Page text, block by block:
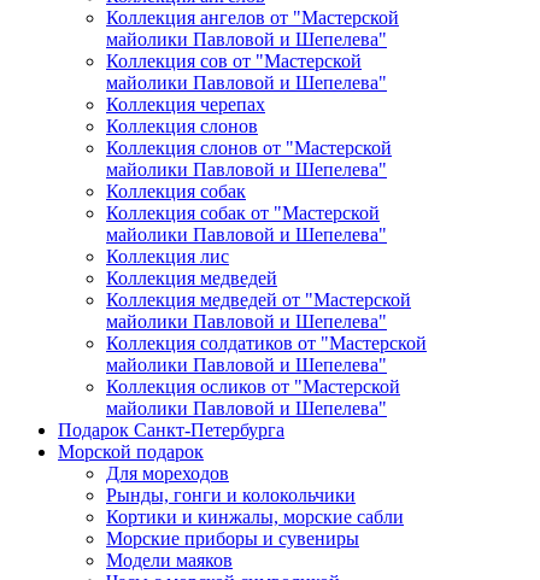
Коллекция ангелов от "Мастерской
майолики Павловой и Шепелева"
Коллекция сов от "Мастерской
майолики Павловой и Шепелева"
Коллекция черепах
Коллекция слонов
Коллекция слонов от "Мастерской
майолики Павловой и Шепелева"
Коллекция собак
Коллекция собак от "Мастерской
майолики Павловой и Шепелева"
Коллекция лис
Коллекция медведей
Коллекция медведей от "Мастерской
майолики Павловой и Шепелева"
Коллекция солдатиков от "Мастерской
майолики Павловой и Шепелева"
Коллекция осликов от "Мастерской
майолики Павловой и Шепелева"
Подарок Санкт-Петербурга
Морской подарок
Для мореходов
Рынды, гонги и колокольчики
Кортики и кинжалы, морские сабли
Морские приборы и сувениры
Модели маяков